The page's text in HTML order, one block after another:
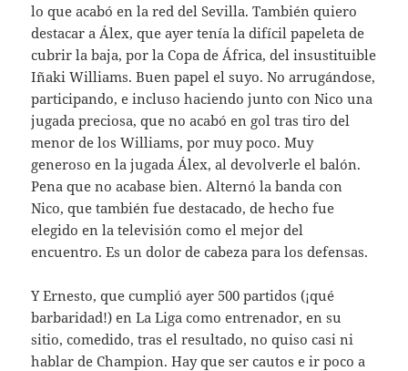
lo que acabó en la red del Sevilla. También quiero
destacar a Álex, que ayer tenía la difícil papeleta de
cubrir la baja, por la Copa de África, del insustituible
Iñaki Williams. Buen papel el suyo. No arrugándose,
participando, e incluso haciendo junto con Nico una
jugada preciosa, que no acabó en gol tras tiro del
menor de los Williams, por muy poco. Muy
generoso en la jugada Álex, al devolverle el balón.
Pena que no acabase bien. Alternó la banda con
Nico, que también fue destacado, de hecho fue
elegido en la televisión como el mejor del
encuentro. Es un dolor de cabeza para los defensas.
Y Ernesto, que cumplió ayer 500 partidos (¡qué
barbaridad!) en La Liga como entrenador, en su
sitio, comedido, tras el resultado, no quiso casi ni
hablar de Champion. Hay que ser cautos e ir poco a